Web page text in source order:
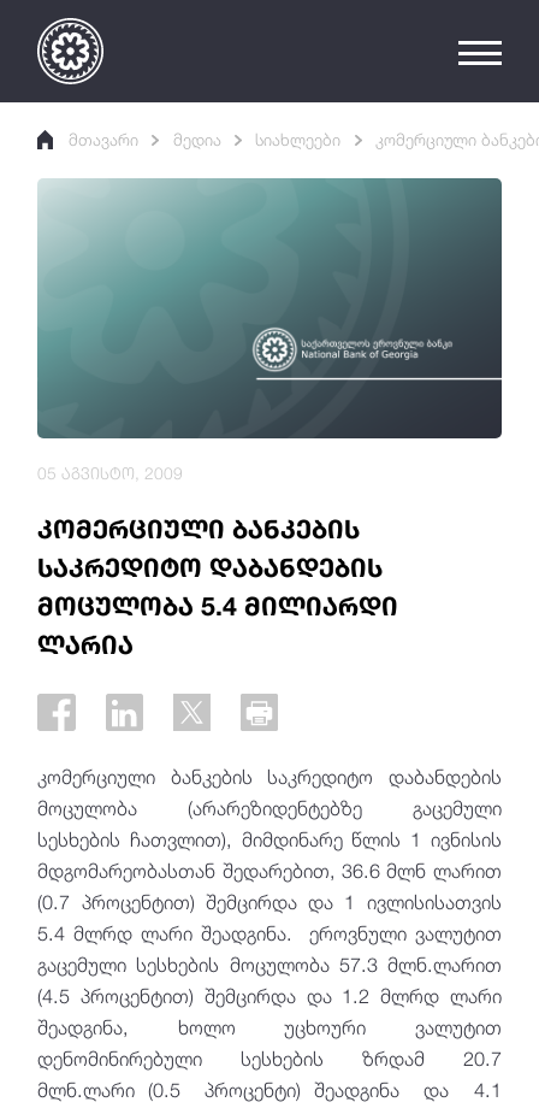
მთავარი მედია სიახლეები კომერციული
კომერციული ბანკების
საკრედიტო დაბანდების
მოცულობა 5.4 მილიარდი
ლარია
05 აგვისტო, 2009
კომერციული ბანკების საკრედიტო დაბანდების
მოცულობა (არარეზიდენტებზე გაცემული
სესხების ჩათვლით), მიმდინარე წლის 1 ივნისის
მდგომარეობასთან შედარებით, 36.6 მლნ ლარით
(0.7 პროცენტით) შემცირდა და 1 ივლისისათვის
5.4 მლრდ ლარი შეადგინა. ეროვნული ვალუტით
გაცემული სესხების მოცულობა 57.3 მლნ.ლარით
(4.5 პროცენტით) შემცირდა და 1.2 მლრდ ლარი
შეადგინა, ხოლო უცხოური ვალუტით
დენომინირებული სესხების ზრდამ 20.7
მლნ.ლარი (0.5 პროცენტი) შეადგინა და 4.1